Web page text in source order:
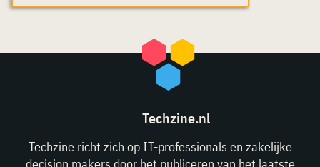
Techzine.nl
Techzine richt zich op IT-professionals en zakelijke
decision makers door het publiceren van het laatste